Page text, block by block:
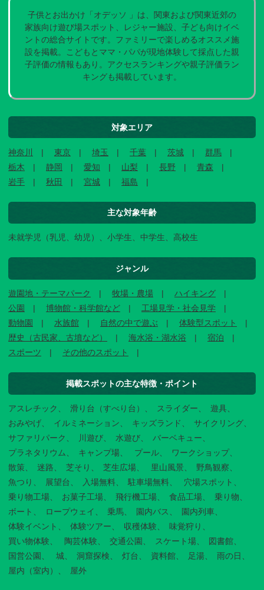
子供とお出かけ「オデッソ 」は、関東および関東近郊の
家族向け遊び場スポット、レジャー施設、子ども向けイベ
ントの総合サイトです。ファミリーで楽しめるオススメ施
設を掲載。こどもとママ・パパが現地体験して採点した親
子評価の情報もあり。アクセスランキングや親子評価ラン
キングも掲載しています。
対象エリア
神奈川 東京 埼玉 千葉 茨城
群馬
栃木
静岡 愛知 山梨 長野
青森
岩手
秋田 宮城 福島
主な対象年齢
未就学児（乳児、幼児）、小学生、中学生、高校生
ジャンル
遊園地・テーマパーク 牧場・農場
ハイキング
公園
博物館・科学館など
工場見学・社会見学
動物園
水族館 自然の中で遊ぶ
体験型スポット
歴史（古民家、古墳など）
海水浴・湖水浴
宿泊
スポーツ
その他のスポット
掲載スポットの主な特徴・ポイント
アスレチック 滑り台（すべり台） スライダー
遊具
おみやげ
イルミネーション キッズランド
サイクリング
サファリパーク
川遊び 水遊び
バーベキュー
プラネタリウム
キャンプ場 プール
ワークショップ
散策
迷路 芝そり 芝生広場 里山風景
野鳥観察
魚つり
展望台 入場無料 駐車場無料
穴場スポット
乗り物工場
お菓子工場 飛行機工場 食品工場
乗り物
ボート
ロープウェイ 乗馬 園内バス
園内列車
体験イベント
体験ツアー 収穫体験
味覚狩り
買い物体験
陶芸体験 交通公園 スケート場
図書館
国営公園
城 洞窟探検 灯台 資料館 足湯
雨の日
屋内（室内）
屋外